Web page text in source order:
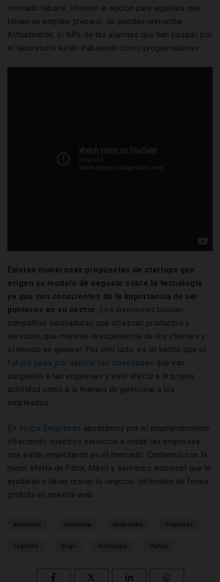
mercado laboral, ofrecen la opción para aquellas que
tienen un empleo precario, se puedan reinventar.
Actualmente, el 94% de las alumnas que han pasado por
el laboratorio están trabajando como programadoras.
Existen numerosas propuestas de startups que
erigen su modelo de negocio sobre la tecnología
ya que son conscientes de la importancia de ser
punteros en su sector. Los inversores buscan
compañías innovadoras que ofrezcan productos y
servicios que mejoren la experiencia de los clientes y
el mundo en general. Por otro lado, es un hecho que el
futuro pasa por aplicar las novedades que van
surgiendo a las empresas y esto afecta a la propia
actividad como a la manera de gestionar a los
empleados.
En Yoigo Empresas apostamos por el emprendimiento
ofreciendo nuestros servicios a todas las empresas
que están empezando en el mercado. Contamos con la
mejor oferta de Fibra, Móvil y servicios adicional que te
ayudarán a hacer crecer tu negocio. Infórmate de forma
gratuita en nuestra web.
autónomo economía emprender empresas
negocios yoigo tecnología startup